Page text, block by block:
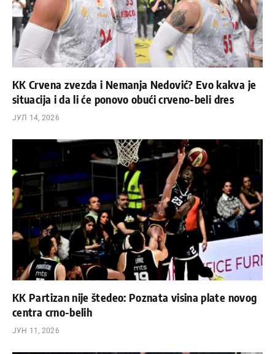
KK Crvena zvezda i Nemanja Nedović? Evo kakva je
situacija i da li će ponovo obući crveno-beli dres
ЈУЛ 14, 2026
KK Partizan nije štedeo: Poznata visina plate novog
centra crno-belih
ЈУН 11, 2026